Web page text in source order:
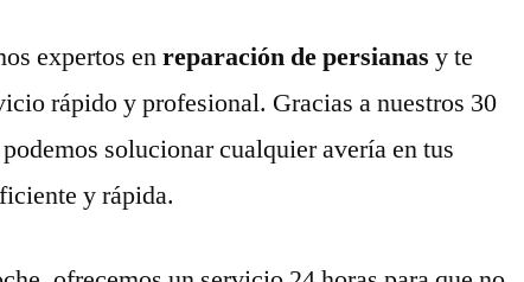
expertos enreparación de persianas y te
rápido y profesional. Gracias a nuestros 30
solucionar cualquier avería en tus
y rápida.